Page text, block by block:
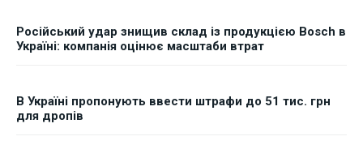
Російський удар знищив склад із продукцією Bosch в
Україні: компанія оцінює масштаби втрат
В Україні пропонують ввести штрафи до 51 тис. грн
для дропів